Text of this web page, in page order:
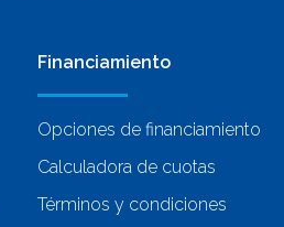
Financiamiento
Opciones de financiamiento
Calculadora de cuotas
Términos y condiciones